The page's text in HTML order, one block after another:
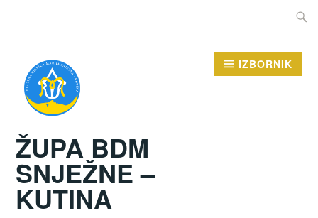
Traži:
ŽUPA BDM
SNJEŽNE –
KUTINA
IZBORNIK